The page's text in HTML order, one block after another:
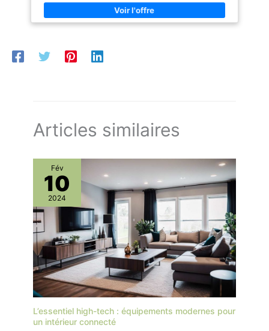
Articles similaires
Fév
10
2024
L’essentiel high-tech : équipements modernes pour
un intérieur connecté